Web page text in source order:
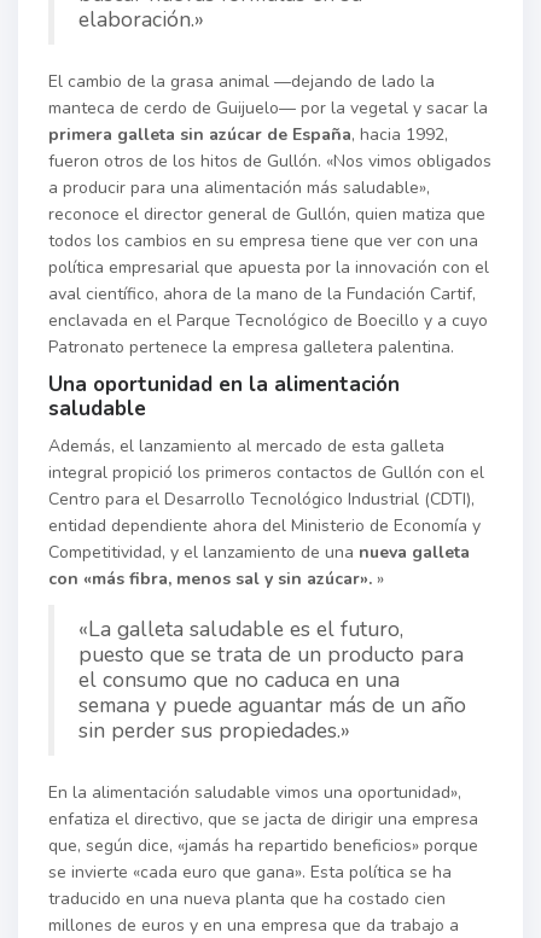
elaboración.»
El cambio de la grasa animal —dejando de lado la
manteca de cerdo de Guijuelo— por la vegetal y sacar la
primera galleta sin azúcar de España, hacia 1992,
fueron otros de los hitos de Gullón. «Nos vimos obligados
a producir para una alimentación más saludable»,
reconoce el director general de Gullón, quien matiza que
todos los cambios en su empresa tiene que ver con una
política empresarial que apuesta por la innovación con el
aval científico, ahora de la mano de la Fundación Cartif,
enclavada en el Parque Tecnológico de Boecillo y a cuyo
Patronato pertenece la empresa galletera palentina.
Una oportunidad en la alimentación
saludable
Además, el lanzamiento al mercado de esta galleta
integral propició los primeros contactos de Gullón con el
Centro para el Desarrollo Tecnológico Industrial (CDTI),
entidad dependiente ahora del Ministerio de Economía y
Competitividad, y el lanzamiento de una nueva galleta
con «más fibra, menos sal y sin azúcar». »
«La galleta saludable es el futuro,
puesto que se trata de un producto para
el consumo que no caduca en una
semana y puede aguantar más de un año
sin perder sus propiedades.»
En la alimentación saludable vimos una oportunidad»,
enfatiza el directivo, que se jacta de dirigir una empresa
que, según dice, «jamás ha repartido beneficios» porque
se invierte «cada euro que gana». Esta política se ha
traducido en una nueva planta que ha costado cien
millones de euros y en una empresa que da trabajo a